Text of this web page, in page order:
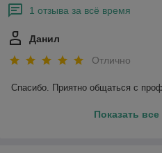
1 отзыва за всё время
Данил
Отлично
Спасибо. Приятно общаться с
Показать